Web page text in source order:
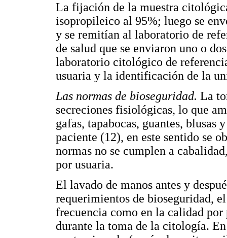
La fijación de la muestra
isopropileico al 95%; luego se
y se remitían al laboratorio de
de salud que se enviaron uno o
laboratorio citológico de
usuaria y la identificación de la
Las normas de bioseguridad. La
secreciones fisiológicas, lo que
gafas, tapabocas, guantes, blusas
paciente (12), en este sentido se
normas no se cumplen a
por usuaria.
El lavado de manos antes y
requerimientos de bioseguridad,
frecuencia como en la calidad
durante la toma de la citología.